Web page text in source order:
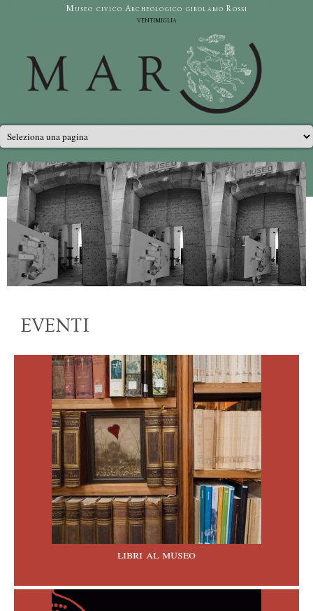
Salta al contenuto principaleMuseo civico Archeologico girolamo Rossi
ventimiglia
Menu principale
EVENTI
libri al museo